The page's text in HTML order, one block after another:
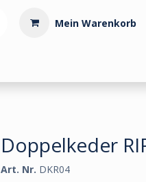
Mein Warenkorb
Doppelkeder
Art. Nr. DKR04